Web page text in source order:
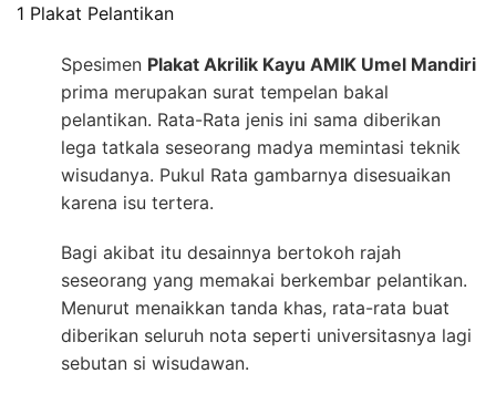
1 Plakat Pelantikan
Spesimen Plakat Akrilik Kayu AMIK Umel Mandiri
prima merupakan surat tempelan bakal
pelantikan. Rata-Rata jenis ini sama diberikan
lega tatkala seseorang madya memintasi teknik
wisudanya. Pukul Rata gambarnya disesuaikan
karena isu tertera.
Bagi akibat itu desainnya bertokoh rajah
seseorang yang memakai berkembar pelantikan.
Menurut menaikkan tanda khas, rata-rata buat
diberikan seluruh nota seperti universitasnya lagi
sebutan si wisudawan.